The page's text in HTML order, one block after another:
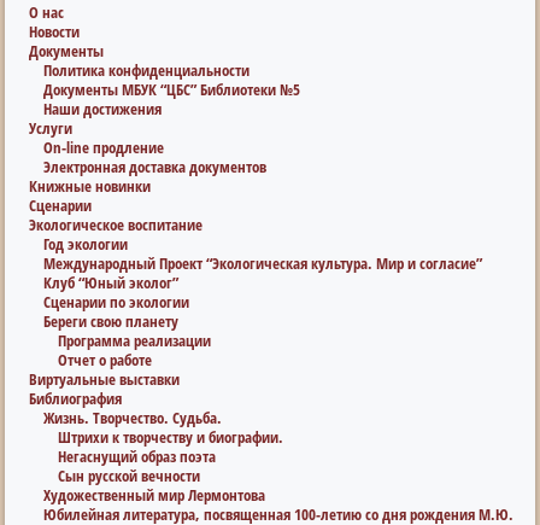
О нас
Новости
Документы
Политика конфиденциальности
Документы МБУК “ЦБС” Библиотеки №5
Наши достижения
Услуги
On-line продление
Электронная доставка документов
Книжные новинки
Сценарии
Экологическое воспитание
Год экологии
Международный Проект “Экологическая культура. Мир и согласие”
Клуб “Юный эколог”
Сценарии по экологии
Береги свою планету
Программа реализации
Отчет о работе
Виртуальные выставки
Библиография
Жизнь. Творчество. Судьба.
Штрихи к творчеству и биографии.
Негаснущий образ поэта
Сын русской вечности
Художественный мир Лермонтова
Юбилейная литература, посвященная 100-летию со дня рождения М.Ю.